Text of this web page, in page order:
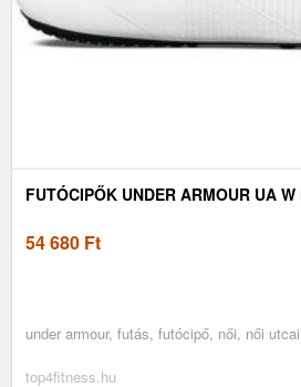
FUTÓCIPŐK UNDER ARMOUR UA
54 680 Ft
under armour, futás, futócipő, női, női
top4fitness.hu